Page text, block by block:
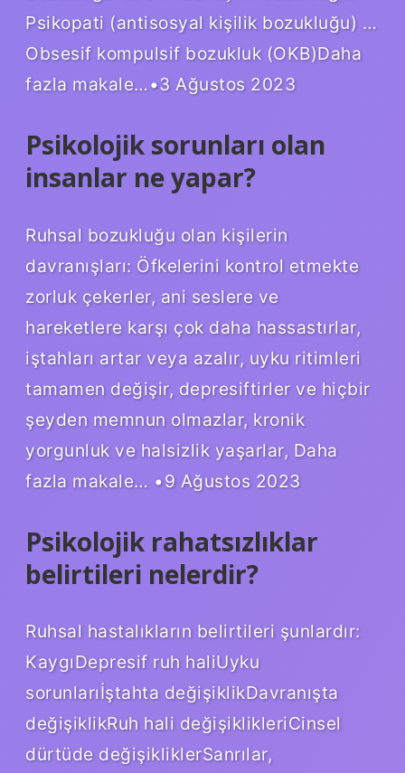
Psikopati (antisosyal kişilik bozukluğu) …
Obsesif kompulsif bozukluk (OKB)Daha
fazla makale…•3 Ağustos 2023
Psikolojik sorunları olan
insanlar ne yapar?
Ruhsal bozukluğu olan kişilerin
davranışları: Öfkelerini kontrol etmekte
zorluk çekerler, ani seslere ve
hareketlere karşı çok daha hassastırlar,
iştahları artar veya azalır, uyku ritimleri
tamamen değişir, depresiftirler ve hiçbir
şeyden memnun olmazlar, kronik
yorgunluk ve halsizlik yaşarlar, Daha
fazla makale… •9 Ağustos 2023
Psikolojik rahatsızlıklar
belirtileri nelerdir?
Ruhsal hastalıkların belirtileri şunlardır:
KaygıDepresif ruh haliUyku
sorunlarıİştahta değişiklikDavranışta
değişiklikRuh hali değişiklikleriCinsel
dürtüde değişikliklerSanrılar,